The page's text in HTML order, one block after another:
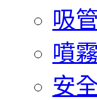
吸
噴
安